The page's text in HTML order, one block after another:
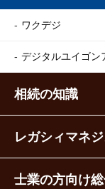
ワクデジ
デジタルユイゴン
相続の知識
レガシィマネ
士業の方向け